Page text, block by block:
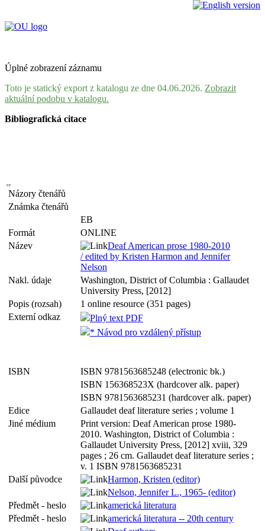
Úplné zobrazení záznamu
Toto je statický export z katalogu ze dne 04.06.2026. Zobrazit
aktuální podobu v katalogu.
Bibliografická citace
Názory čtenářů
Známka čtenářů
EB
Formát
ONLINE
Název
Deaf American prose 1980-2010
/ edited by Kristen Harmon and Jennifer
Nelson
Nakl. údaje
Washington, District of Columbia : Gallaudet
University Press, [2012]
Popis (rozsah)
1 online resource (351 pages)
Externí odkaz
Plný text PDF
* Návod pro vzdálený přístup
ISBN
ISBN 9781563685248 (electronic bk.)
ISBN 156368523X (hardcover alk. paper)
ISBN 9781563685231 (hardcover alk. paper)
Edice
Gallaudet deaf literature series ; volume 1
Jiné médium
Print version: Deaf American prose 1980-
2010. Washington, District of Columbia :
Gallaudet University Press, [2012] xviii, 329
pages ; 26 cm. Gallaudet deaf literature series ;
v. 1 ISBN 9781563685231
Další původce
Harmon, Kristen (editor)
Nelson, Jennifer L., 1965- (editor)
Předmět - heslo
americká literatura
Předmět - heslo
americká literatura -- 20th century